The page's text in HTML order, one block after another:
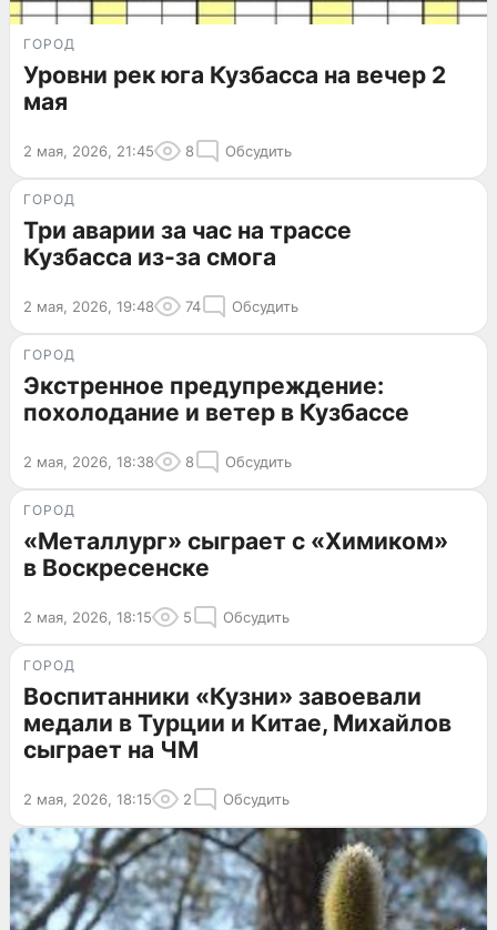
ГОРОД
Уровни рек юга Кузбасса на вечер 2
мая
2 мая, 2026, 21:45 8 Обсудить
ГОРОД
Три аварии за час на трассе
Кузбасса из-за смога
2 мая, 2026, 19:48 74 Обсудить
ГОРОД
Экстренное предупреждение:
похолодание и ветер в Кузбассе
2 мая, 2026, 18:38 8 Обсудить
ГОРОД
«Металлург» сыграет с «Химиком»
в Воскресенске
2 мая, 2026, 18:15 5 Обсудить
ГОРОД
Воспитанники «Кузни» завоевали
медали в Турции и Китае, Михайлов
сыграет на ЧМ
2 мая, 2026, 18:15 2 Обсудить